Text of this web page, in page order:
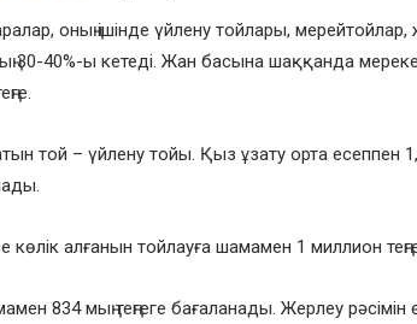
оның ішінде үйлену тойлары,
30-40%-ы кетеді. Жан басына шаққанда
той – үйлену тойы. Қыз ұзату орта есеппен
көлік алғанын тойлауға шамамен 1 миллион
834 мың теңгеге бағаланады. Жерлеу рәсімін